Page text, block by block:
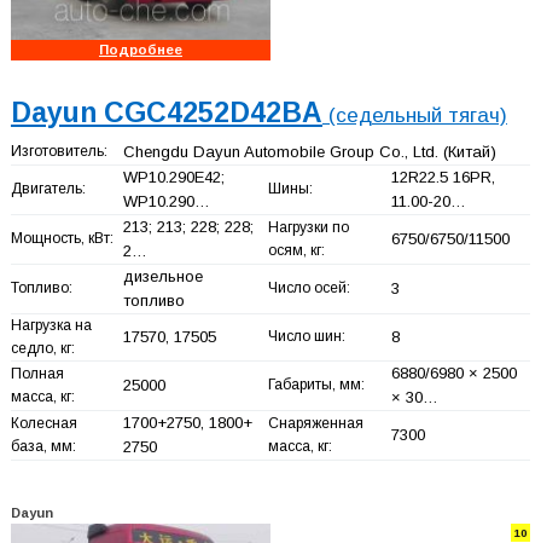
Подробнее
Dayun CGC4252D42BA (седельный тягач)
Изготовитель: Chengdu Dayun Automobile Group Co., Ltd. (Китай)
Двигатель:
WP10.290E42;
WP10.290…
Шины:
12R22.5 16PR,
11.00-20…
Мощность, кВт:
213; 213; 228; 228;
2…
Нагрузки по
осям, кг:
6750/6750/11500
Топливо:
дизельное
топливо
Число осей: 3
Нагрузка на
седло, кг:
17570, 17505 Число шин: 8
Полная
масса, кг:
25000 Габариты, мм:
6880/6980 × 2500
× 30…
Колесная
база, мм:
1700+2750, 1800+
2750
Снаряженная
масса, кг:
7300
Dayun
10